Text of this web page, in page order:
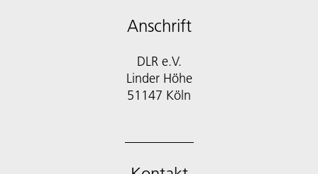
Anschrift
DLR e.V.
Linder Höhe
51147 Köln